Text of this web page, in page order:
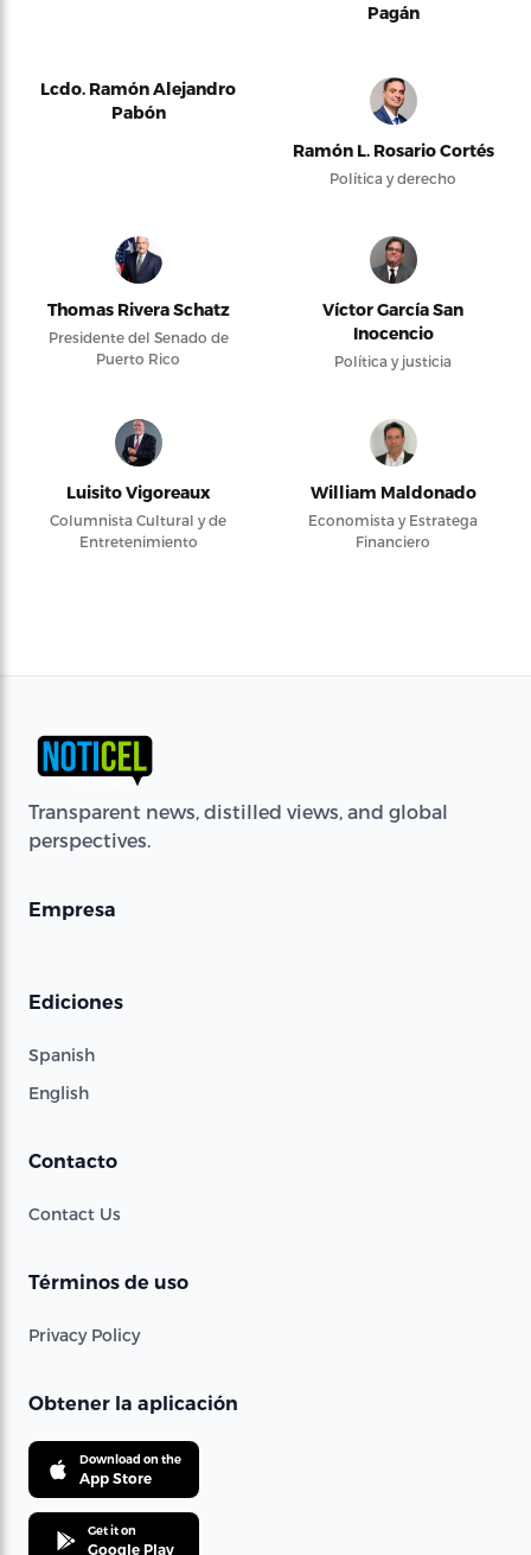
Pagán
Lcdo. Ramón Alejandro
Pabón
Ramón L. Rosario Cortés
Política y derecho
Thomas Rivera Schatz
Presidente del Senado de
Puerto Rico
Víctor García San
Inocencio
Política y justicia
Luisito Vigoreaux
Columnista Cultural y de
Entretenimiento
William Maldonado
Economista y Estratega
Financiero
Transparent news, distilled views, and global
perspectives.
Empresa
Ediciones
Spanish
English
Contacto
Contact Us
Términos de uso
Privacy Policy
Obtener la aplicación
Download on the
App Store
Get it on
Google Play